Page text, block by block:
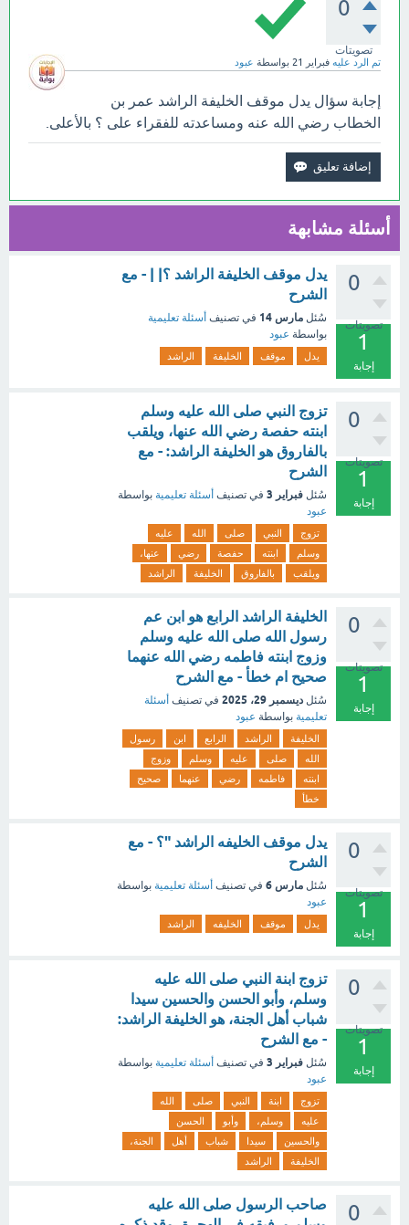
0
تصويتات
تم الرد عليه فبراير 21 بواسطة عبود
إجابة سؤال يدل موقف الخليفة الراشد عمر بن
الخطاب رضي الله عنه ومساعدته للفقراء على ؟ بالأعلى.
أسئلة مشابهة
0
تصويتات
1
إجابة
يدل موقف الخليفة الراشد ؟| | - مع
الشرح
سُئل مارس 14 في تصنيف أسئلة تعليمية
بواسطة عبود
يدل موقف الخليفة الراشد
0
تصويتات
1
إجابة
تزوج النبي صلى الله عليه وسلم
ابنته حفصة رضي الله عنها، ويلقب
بالفاروق هو الخليفة الراشد: - مع
الشرح
سُئل فبراير 3 في تصنيف أسئلة تعليمية بواسطة
عبود
تزوج النبي صلى الله
عليه
وسلم
ابنته حفصة رضي
عنها،
ويلقب
بالفاروق الخليفة الراشد
0
تصويتات
1
إجابة
الخليفة الراشد الرابع هو ابن عم
رسول الله صلى الله عليه وسلم
وزوج ابنته فاطمه رضي الله عنهما
صحيح ام خطأ - مع الشرح
سُئل ديسمبر 29، 2025 في تصنيف أسئلة
تعليمية بواسطة عبود
الخليفة الراشد الرابع ابن
رسول
الله
صلى عليه وسلم
وزوج
ابنته
فاطمه رضي عنهما
صحيح
خطأ
0
تصويتات
1
إجابة
يدل موقف الخليفه الراشد "؟ - مع
الشرح
سُئل مارس 6 في تصنيف أسئلة تعليمية بواسطة
عبود
يدل موقف الخليفه الراشد
0
تصويتات
1
إجابة
تزوج ابنة النبي صلى الله عليه
وسلم، وأبو الحسن والحسين سيدا
شباب أهل الجنة، هو الخليفة الراشد:
- مع الشرح
سُئل فبراير 3 في تصنيف أسئلة تعليمية بواسطة
عبود
تزوج ابنة النبي صلى
الله
عليه
وسلم، وأبو
الحسن
والحسين
سيدا شباب أهل
الجنة،
الخليفة
الراشد
0
صاحب الرسول صلى الله عليه